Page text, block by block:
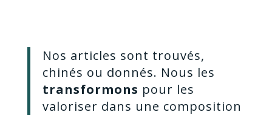
Nos articles sont trouvés,
chinés ou donnés. Nous les
transformons pour les
valoriser dans une composition